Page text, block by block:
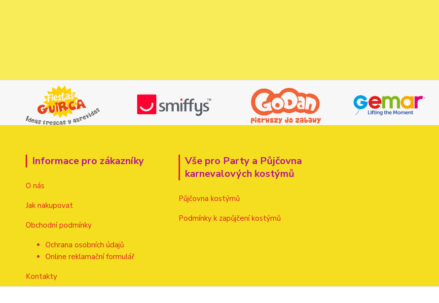
Informace pro zákazníky
O nás
Jak nakupovat
Obchodní podmínky
Ochrana osobních údajů
Online reklamační formulář
Kontakty
Vše pro Party a Půjčovna
karnevalových kostýmů
Půjčovna kostýmů
Podmínky k zapůjčení kostýmů